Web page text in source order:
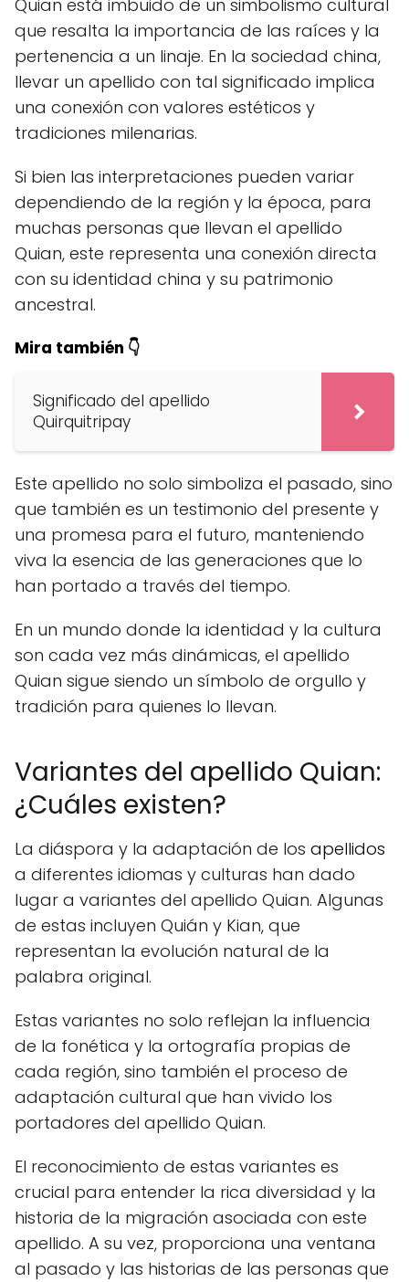
Quian está imbuido de un simbolismo cultural
que resalta la importancia de las raíces y la
pertenencia a un linaje. En la sociedad china,
llevar un apellido con tal significado implica
una conexión con valores estéticos y
tradiciones milenarias.
Si bien las interpretaciones pueden variar
dependiendo de la región y la época, para
muchas personas que llevan el apellido
Quian, este representa una conexión directa
con su identidad china y su patrimonio
ancestral.
Mira también 👇
Significado del apellido
Quirquitripay
Este apellido no solo simboliza el pasado, sino
que también es un testimonio del presente y
una promesa para el futuro, manteniendo
viva la esencia de las generaciones que lo
han portado a través del tiempo.
En un mundo donde la identidad y la cultura
son cada vez más dinámicas, el apellido
Quian sigue siendo un símbolo de orgullo y
tradición para quienes lo llevan.
Variantes del apellido Quian:
¿Cuáles existen?
La diáspora y la adaptación de los apellidos
a diferentes idiomas y culturas han dado
lugar a variantes del apellido Quian. Algunas
de estas incluyen Quián y Kian, que
representan la evolución natural de la
palabra original.
Estas variantes no solo reflejan la influencia
de la fonética y la ortografía propias de
cada región, sino también el proceso de
adaptación cultural que han vivido los
portadores del apellido Quian.
El reconocimiento de estas variantes es
crucial para entender la rica diversidad y la
historia de la migración asociada con este
apellido. A su vez, proporciona una ventana
al pasado y las historias de las personas que